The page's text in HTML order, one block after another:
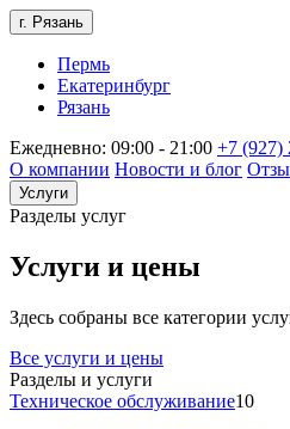
г. Рязань
Пермь
Екатеринбург
Рязань
Ежедневно: 09:00 - 21:00 +7 (927)
О компании Новости и блог
Услуги
Разделы услуг
Услуги и цены
Здесь собраны все категории
Все услуги и цены
Разделы и услуги
Техническое обслуживание10